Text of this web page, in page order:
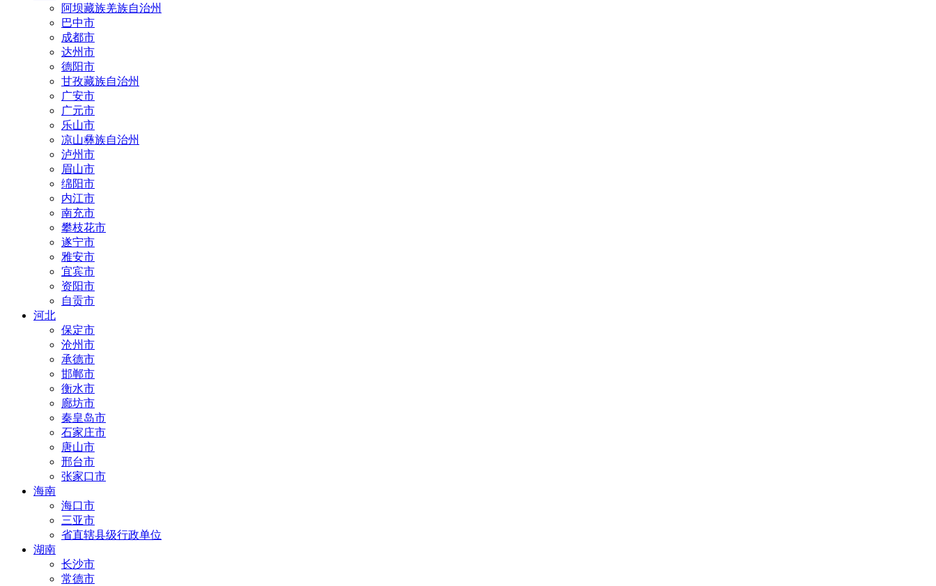
阿坝藏族羌族自治州
巴中市
成都市
达州市
德阳市
甘孜藏族自治州
广安市
广元市
乐山市
凉山彝族自治州
泸州市
眉山市
绵阳市
内江市
南充市
攀枝花市
遂宁市
雅安市
宜宾市
资阳市
自贡市
河北
保定市
沧州市
承德市
邯郸市
衡水市
廊坊市
秦皇岛市
石家庄市
唐山市
邢台市
张家口市
海南
海口市
三亚市
省直辖县级行政单位
湖南
长沙市
常德市